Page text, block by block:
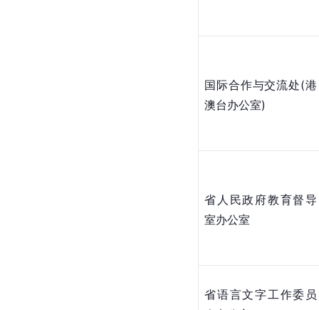
国际合作与交流处(港
澳台办公室)
省人民政府教育督导
室办公室
省语言文字工作委员